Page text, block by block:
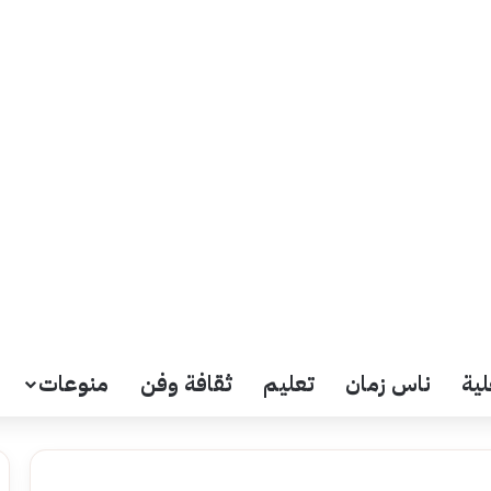
ناس زمان تعليم ثقافة وفن منوعات